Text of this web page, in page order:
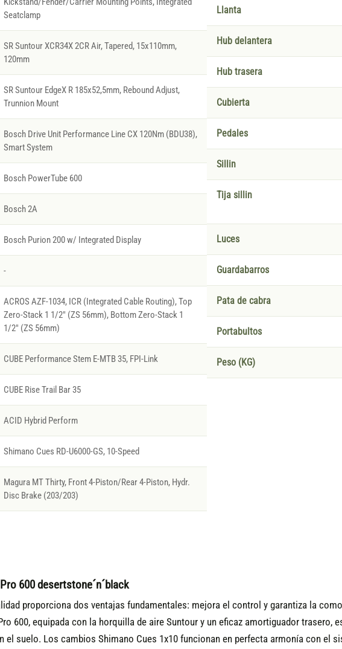
Seatclamp
SR Suntour XCR34X 2CR Air, Tapered, 15x110mm,
120mm
SR Suntour EdgeX R 185x52,5mm, Rebound Adjust,
Trunnion Mount
Bosch Drive Unit Performance Line CX 120Nm (BDU38),
Smart System
Bosch PowerTube 600
Bosch 2A
Bosch Purion 200 w/ Integrated Display
-
ACROS AZF-1034, ICR (Integrated Cable Routing), Top
Zero-Stack 1 1/2" (ZS 56mm), Bottom Zero-Stack 1
1/2" (ZS 56mm)
CUBE Performance Stem E-MTB 35, FPI-Link
CUBE Rise Trail Bar 35
ACID Hybrid Perform
Shimano Cues RD-U6000-GS, 10-Speed
Magura MT Thirty, Front 4-Piston/Rear 4-Piston, Hydr.
Disc Brake (203/203)
Llanta
Hub delantera
Hub trasera
Cubierta
Pedales
Sillin
Tija sillin
Luces
Guardabarros
Pata de cabra
Portabultos
Peso (KG)
600 desertstone´n´black
proporciona dos ventajas fundamentales: mejora el control y garantiza la
600, equipada con la horquilla de aire Suntour y un eficaz amortiguador trasero,
suelo. Los cambios Shimano Cues 1x10 funcionan en perfecta armonía con el